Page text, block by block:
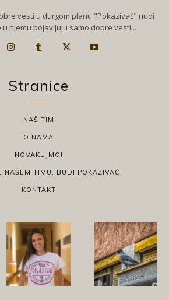
vesti u durgom planu "Pokazivač" nudi
u njemu pojavljuju samo dobre vesti...
Stranice
NAŠ TIM
O NAMA
NOVAKUJMO!
NAŠEM TIMU, BUDI POKAZIVAČ!
KONTAKT